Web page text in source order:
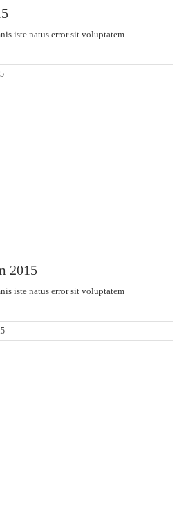
iste natus error sit voluptatem
2015
iste natus error sit voluptatem